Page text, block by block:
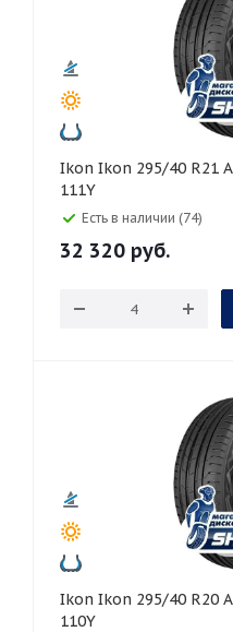
Ikon Ikon 295/40 R21 Autograph Ultra 2 SUV
111Y
Есть в наличии (74)
32 320 руб.
Ikon Ikon 295/40 R20 Autograph Ultra 2 SUV
110Y